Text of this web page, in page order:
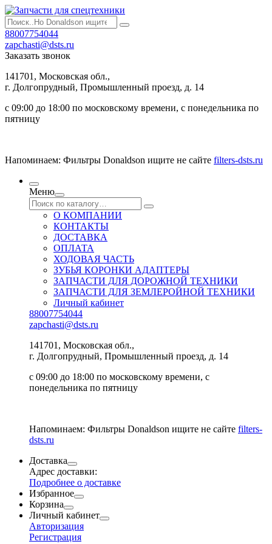
88007754044
zapchasti@dsts.ru
Заказать звонок
141701, Московская обл.,
г. Долгопрудный, Промышленный проезд, д. 14
с 09:00 до 18:00 по московскому времени, с понедельника по
пятницу
Напоминаем: Фильтры Donaldson ищите не сайте filters-dsts.ru
Меню
О КОМПАНИИ
КОНТАКТЫ
ДОСТАВКА
ОПЛАТА
ХОДОВАЯ ЧАСТЬ
ЗУБЬЯ КОРОНКИ АДАПТЕРЫ
ЗАПЧАСТИ ДЛЯ ДОРОЖНОЙ ТЕХНИКИ
ЗАПЧАСТИ ДЛЯ ЗЕМЛЕРОЙНОЙ ТЕХНИКИ
Личный кабинет
88007754044
zapchasti@dsts.ru
141701, Московская обл.,
г. Долгопрудный, Промышленный проезд, д. 14
с 09:00 до 18:00 по московскому времени, с
понедельника по пятницу
Напоминаем: Фильтры Donaldson ищите не сайте filters-
dsts.ru
Доставка
Адрес доставки:
Подробнее о доставке
Избранное
Корзина
Личный кабинет
Авторизация
Регистрация